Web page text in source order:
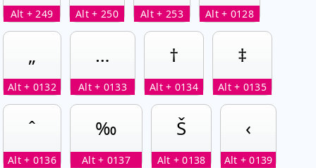
Alt + 249 Alt + 250 Alt + 253 Alt + 0128
„
Alt + 0132
…
Alt + 0133
†
Alt + 0134
‡
Alt + 0135
ˆ
Alt + 0136
‰
Alt + 0137
Š
Alt + 0138
‹
Alt + 0139